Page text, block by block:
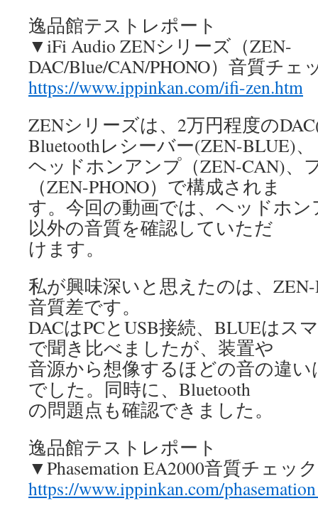
逸品館テストレポート
▼iFi Audio ZENシリーズ（ZEN-
DAC/Blue/CAN/PHONO）音質チェ
https://www.ippinkan.com/ifi-zen.htm
ZENシリーズは、2万円程度の
Bluetoothレシーバー(ZEN-BLUE)、
ヘッドホンアンプ（ZEN-CAN)、
（ZEN-PHONO）で構成されま
す。今回の動画では、ヘッドホン
以外の音質を確認していただ
けます。
私が興味深いと思えたのは、
音質差です。
DACはPCとUSB接続、BLUEはス
で聞き比べましたが、装置や
音源から想像するほどの音の違
でした。同時に、Bluetooth
の問題点も確認できました。
逸品館テストレポート
▼Phasemation EA2000音質チェック
https://www.ippinkan.com/